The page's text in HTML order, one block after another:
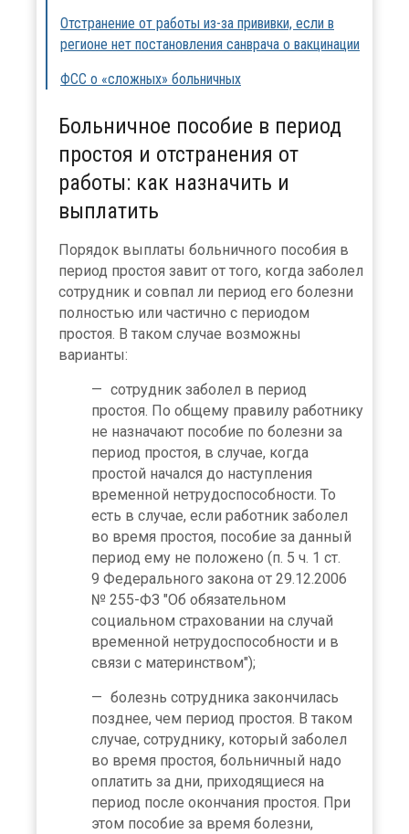
Отстранение от работы из-за прививки, если в
регионе нет постановления санврача о вакцинации
ФСС о «сложных» больничных
Больничное пособие в период
простоя и отстранения от
работы: как назначить и
выплатить
Порядок выплаты больничного пособия в
период простоя завит от того, когда заболел
сотрудник и совпал ли период его болезни
полностью или частично с периодом
простоя. В таком случае возможны
варианты:
сотрудник заболел в период
простоя. По общему правилу работнику
не назначают пособие по болезни за
период простоя, в случае, когда
простой начался до наступления
временной нетрудоспособности. То
есть в случае, если работник заболел
во время простоя, пособие за данный
период ему не положено (п. 5 ч. 1 ст.
9 Федерального закона от 29.12.2006
№ 255-ФЗ "Об обязательном
социальном страховании на случай
временной нетрудоспособности и в
связи с материнством");
болезнь сотрудника закончилась
позднее, чем период простоя. В таком
случае, сотруднику, который заболел
во время простоя, больничный надо
оплатить за дни, приходящиеся на
период после окончания простоя. При
этом пособие за время болезни,